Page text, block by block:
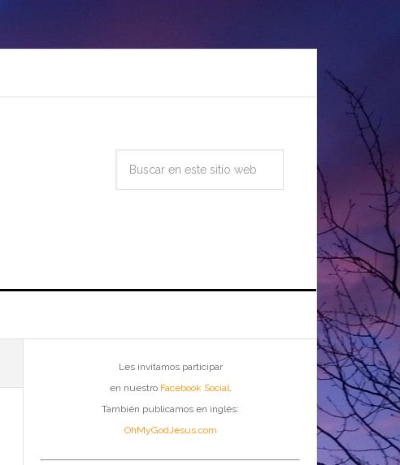
Les invitamos participar
en nuestro Facebook Social.
También publicamos en inglés:
OhMyGodJesus.com